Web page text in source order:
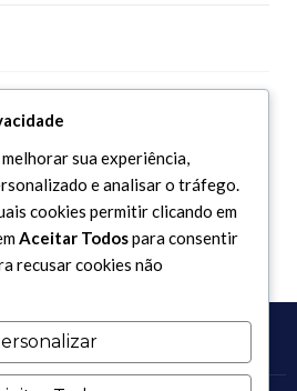
sua experiência,
e analisar o tráfego.
cookies permitir clicando em
Aceitar Todospara consentir
recusar cookies não